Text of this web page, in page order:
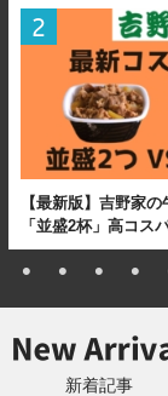
【最新版】吉野家
「並盛2杯」高コス
新着記事